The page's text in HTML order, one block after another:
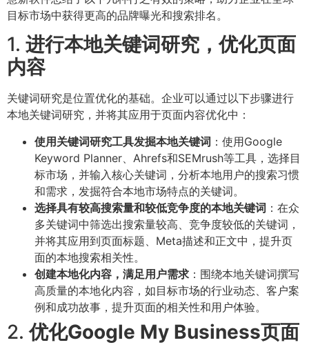
目标市场中获得更高的品牌曝光和搜索排名。
1. 进行本地关键词研究，优化页面
内容
关键词研究是位置优化的基础。企业可以通过以下步骤进行
本地关键词研究，并将其应用于页面内容优化中：
使用关键词研究工具发掘本地关键词 ：使用Google
Keyword Planner、Ahrefs和SEMrush等工具，选择目
标市场，并输入核心关键词，分析本地用户的搜索习惯
和需求，发掘符合本地市场特点的关键词。
选择具有较高搜索量和较低竞争度的本地关键词 ：在众
多关键词中筛选出搜索量较高、竞争度较低的关键词，
并将其应用到页面标题、Meta描述和正文中，提升页
面的本地搜索相关性。
创建本地化内容，满足用户需求 ：围绕本地关键词撰写
高质量的本地化内容，如目标市场的行业动态、客户案
例和成功故事，提升页面的相关性和用户体验。
2.优化Google My Business页面